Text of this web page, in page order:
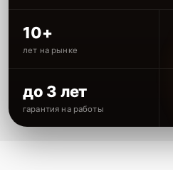
10+
лет на рынке
до 3 лет
гарантия на работы